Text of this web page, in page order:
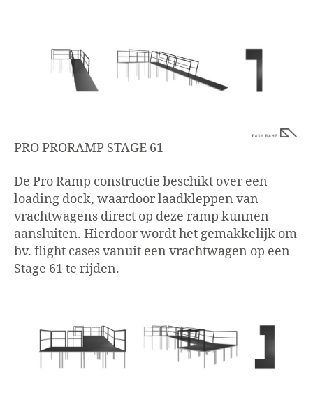
PRO PRORAMP STAGE 61
De Pro Ramp constructie beschikt over een
loading dock, waardoor laadkleppen van
vrachtwagens direct op deze ramp kunnen
aansluiten. Hierdoor wordt het gemakkelijk om
bv. flight cases vanuit een vrachtwagen op een
Stage 61 te rijden.